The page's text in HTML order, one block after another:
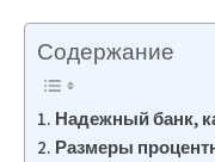
Содержание
Надежный банк,
Размеры